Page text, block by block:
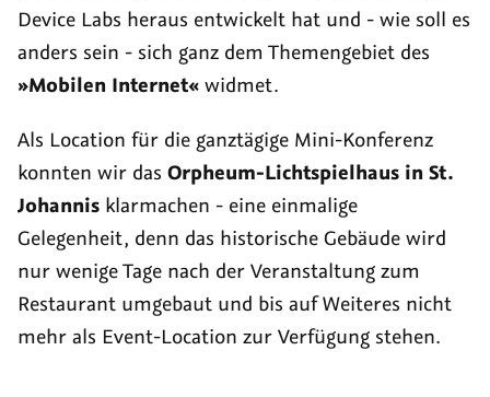
Device Labs heraus entwickelt hat und - wie soll es
anders sein - sich ganz dem Themengebiet des
»Mobilen Internet« widmet.
Als Location für die ganztägige Mini-Konferenz
konnten wir das Orpheum-Lichtspielhaus in St.
Johannis klarmachen - eine einmalige
Gelegenheit, denn das historische Gebäude wird
nur wenige Tage nach der Veranstaltung zum
Restaurant umgebaut und bis auf Weiteres nicht
mehr als Event-Location zur Verfügung stehen.